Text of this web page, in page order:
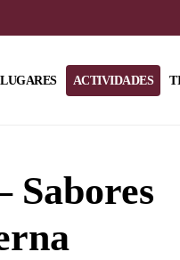
LUGARES ACTIVIDADES
Sabores